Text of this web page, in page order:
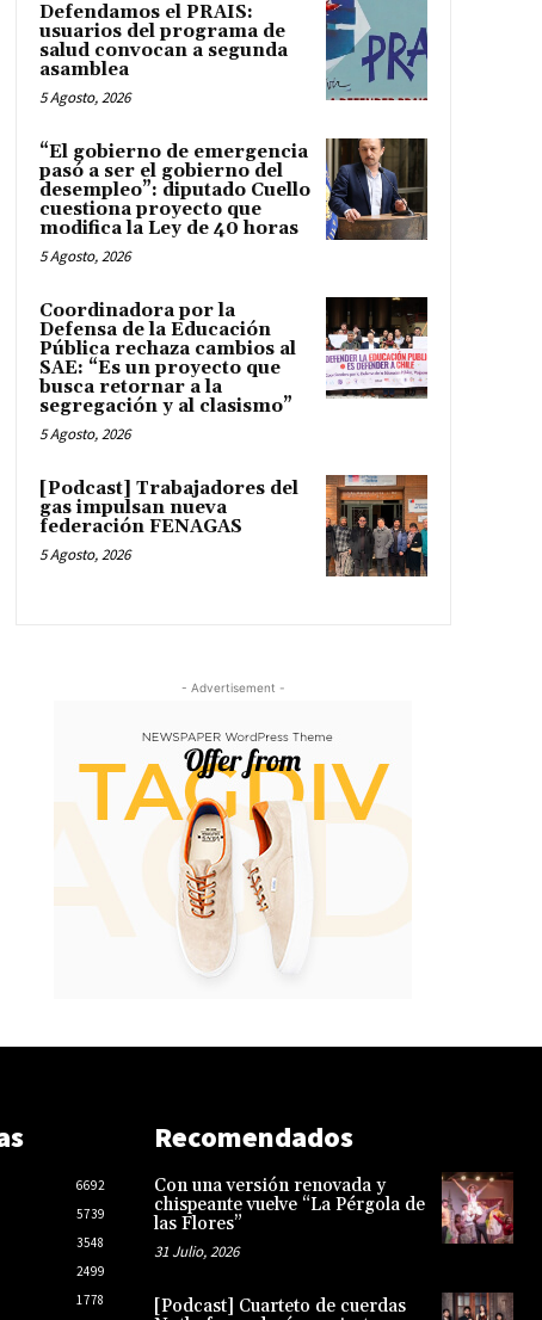
Defendamos el PRAIS:
usuarios del programa de
salud convocan a segunda
asamblea
5 Agosto, 2026
“El gobierno de emergencia
pasó a ser el gobierno del
desempleo”: diputado Cuello
cuestiona proyecto que
modifica la Ley de 40 horas
5 Agosto, 2026
Coordinadora por la
Defensa de la Educación
Pública rechaza cambios al
SAE: “Es un proyecto que
busca retornar a la
segregación y al clasismo”
5 Agosto, 2026
[Podcast] Trabajadores del
gas impulsan nueva
federación FENAGAS
5 Agosto, 2026
- Advertisement -
6692
5739
3548
2499
1778
Recomendados
Con una versión renovada y
chispeante vuelve “La Pérgola de
las Flores”
31 Julio, 2026
[Podcast] Cuarteto de cuerdas